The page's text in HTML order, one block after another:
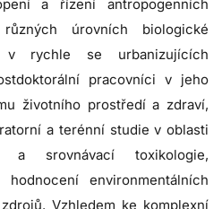
a řízení antropogenních
úrovních biologické
v rychle se urbanizujících
pracovníci v jeho
životního prostředí a zdraví,
a terénní studie v oblasti
a srovnávací toxikologie,
environmentálních
Vzhledem ke komplexní